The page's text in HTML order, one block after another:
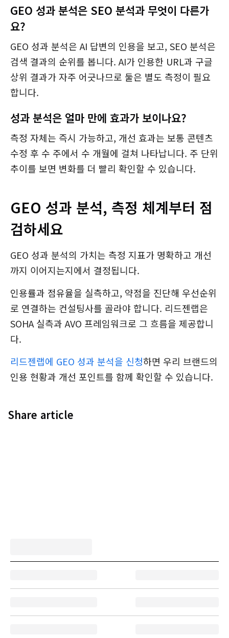
GEO 성과 분석은 SEO 분석과 무엇이 다른가
요?
GEO 성과 분석은 AI 답변의 인용을 보고, SEO 분석은
검색 결과의 순위를 봅니다. AI가 인용한 URL과 구글
상위 결과가 자주 어긋나므로 둘은 별도 측정이 필요
합니다.
성과 분석은 얼마 만에 효과가 보이나요?
측정 자체는 즉시 가능하고, 개선 효과는 보통 콘텐츠
수정 후 수 주에서 수 개월에 걸쳐 나타납니다. 주 단위
추이를 보면 변화를 더 빨리 확인할 수 있습니다.
GEO 성과 분석, 측정 체계부터 점
검하세요
GEO 성과 분석의 가치는 측정 지표가 명확하고 개선
까지 이어지는지에서 결정됩니다.
인용률과 점유율을 실측하고, 약점을 진단해 우선순위
로 연결하는 컨설팅사를 골라야 합니다. 리드젠랩은
SOHA 실측과 AVO 프레임워크로 그 흐름을 제공합니
다.
리드젠랩에 GEO 성과 분석을 신청하면 우리 브랜드의
인용 현황과 개선 포인트를 함께 확인할 수 있습니다.
Share article